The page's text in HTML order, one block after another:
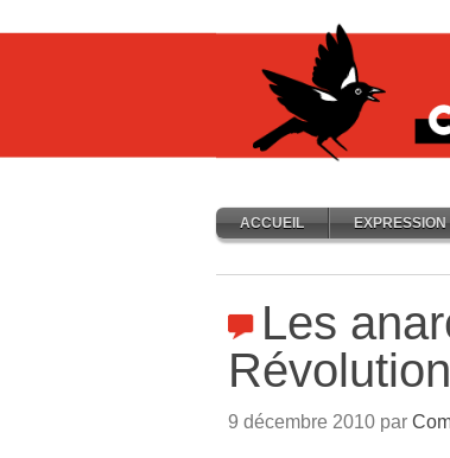
ACCUEIL EXPRESSION
Les
9 décembre 2010 par